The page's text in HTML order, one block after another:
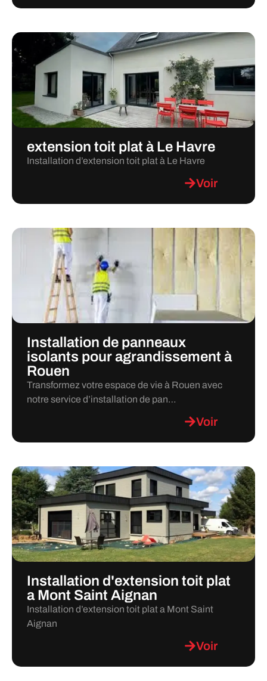
extension toit plat à Le Havre
Installation d’extension toit plat à Le Havre
Voir
Installation de panneaux
isolants pour agrandissement à
Rouen
Transformez votre espace de vie à Rouen avec
notre service d’installation de pan…
Voir
Installation d'extension toit plat
a Mont Saint Aignan
Installation d’extension toit plat a Mont Saint
Aignan
Voir